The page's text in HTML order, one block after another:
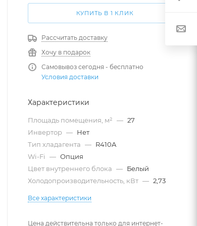
КУПИТЬ В 1 КЛИК
Рассчитать доставку
Хочу в подарок
Самовывоз сегодня - бесплатно
Условия доставки
Характеристики
Площадь помещения, м² — 27
Инвертор — Нет
Тип хладагента — R410A
Wi-Fi
— Опция
Цвет внутреннего блока — Белый
Холодопроизводительность, кВт — 2,73
Все характеристики
Цена действительна только для интернет-